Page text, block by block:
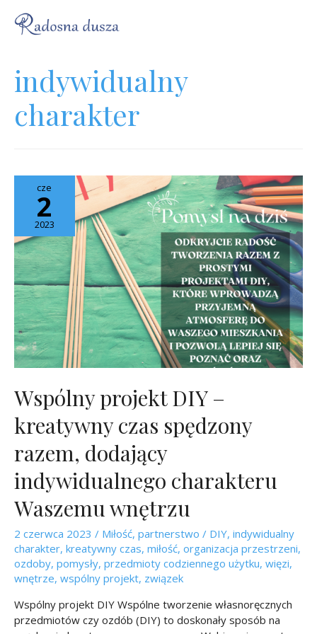
indywidualny
charakter
cze
2
2023
Wspólny projekt DIY –
kreatywny czas spędzony
razem, dodający
indywidualnego charakteru
Waszemu wnętrzu
2 czerwca 2023 / Miłość, partnerstwo / DIY, indywidualny
charakter, kreatywny czas, miłość, organizacja przestrzeni,
ozdoby, pomysły, przedmioty codziennego użytku, więzi,
wnętrze, wspólny projekt, związek
Wspólny projekt DIY Wspólne tworzenie własnoręcznych
przedmiotów czy ozdób (DIY) to doskonały sposób na